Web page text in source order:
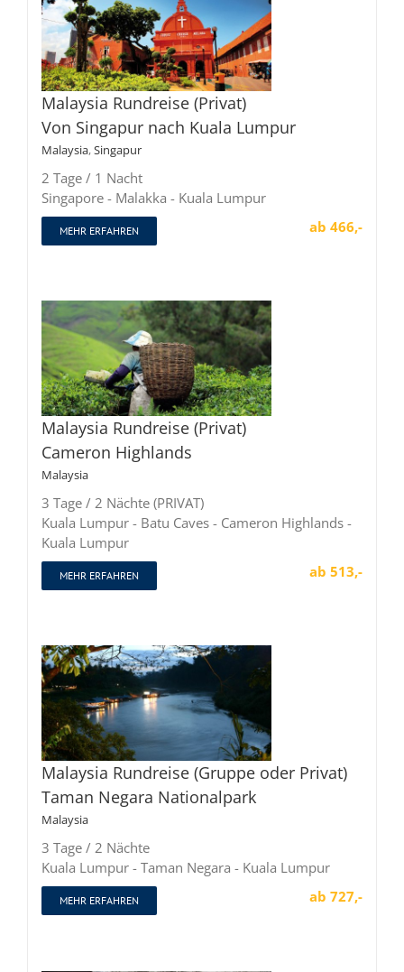
Malaysia Rundreise (Privat)
Von Singapur nach Kuala Lumpur
Malaysia,Singapur
2 Tage / 1 Nacht
Singapore - Malakka - Kuala Lumpur
ab 466,-
MEHR ERFAHREN
Malaysia Rundreise (Privat)
Cameron Highlands
Malaysia
3 Tage / 2 Nächte (PRIVAT)
Kuala Lumpur - Batu Caves - Cameron Highlands -
Kuala Lumpur
ab 513,-
MEHR ERFAHREN
Malaysia Rundreise (Gruppe oder Privat)
Taman Negara Nationalpark
Malaysia
3 Tage / 2 Nächte
Kuala Lumpur - Taman Negara - Kuala Lumpur
ab 727,-
MEHR ERFAHREN